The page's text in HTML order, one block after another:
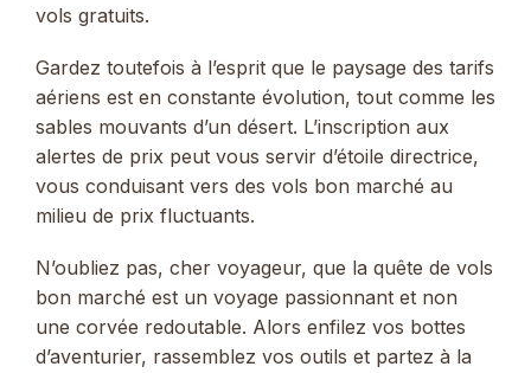
vols gratuits.
Gardez toutefois à l’esprit que le paysage des tarifs
aériens est en constante évolution, tout comme les
sables mouvants d’un désert. L’inscription aux
alertes de prix peut vous servir d’étoile directrice,
vous conduisant vers des vols bon marché au
milieu de prix fluctuants.
N’oubliez pas, cher voyageur, que la quête de vols
bon marché est un voyage passionnant et non
une corvée redoutable. Alors enfilez vos bottes
d’aventurier, rassemblez vos outils et partez à la